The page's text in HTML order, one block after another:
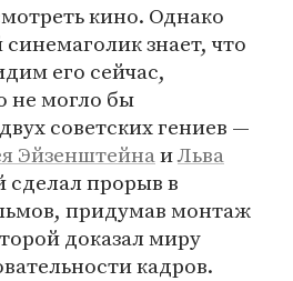
кино. Однако
знает, что
его сейчас,
не могло бы
советских гениев —
ЭйзенштейнаиЛьва
сделал прорыв в
придумав монтаж
доказал миру
кадров.